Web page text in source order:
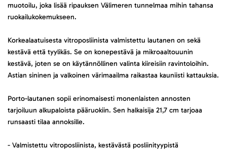
muotoilu, joka lisää ripauksen Välimeren tunnelmaa mihin tahansa
ruokailukokemukseen.
Korkealaatuisesta vitroposliinista valmistettu lautanen on sekä
kestävä että tyylikäs. Se on konepestävä ja mikroaaltouunin
kestävä, joten se on käytännöllinen valinta kiireisiin ravintoloihin.
Astian sininen ja valkoinen värimaailma raikastaa kauniisti kattauksia.
Porto-lautanen sopii erinomaisesti monenlaisten annosten
tarjoiluun alkupaloista pääruokiin. Sen halkaisija 21,7 cm tarjoaa
runsaasti tilaa annoksille.
- Valmistettu vitroposliinista, kestävästä posliinityypistä